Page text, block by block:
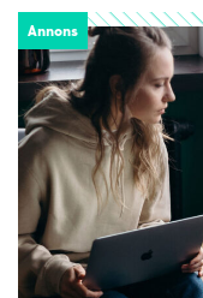
Annons